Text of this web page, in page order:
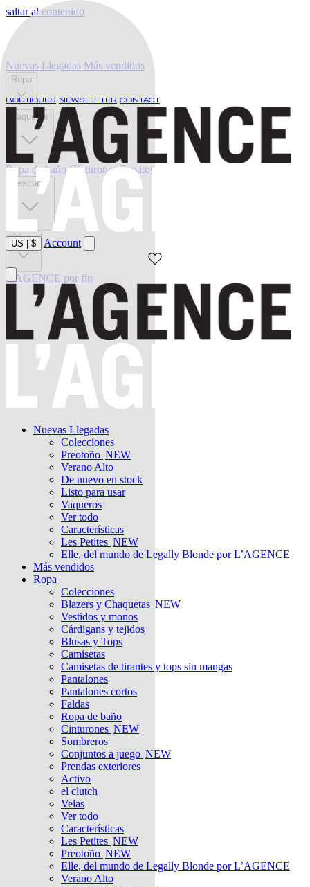
saltar al contenido
BOUTIQUES NEWSLETTER CONTACT
US $ Account
Nuevas Llegadas
Colecciones
Preotoño NEW
Verano Alto
De nuevo en stock
Listo para usar
Vaqueros
Ver todo
Características
Les Petites NEW
Elle, del mundo de Legally Blonde por L’AGENCE
Más vendidos
Ropa
Colecciones
Blazers y Chaquetas NEW
Vestidos y monos
Cárdigans y tejidos
Blusas y Tops
Camisetas
Camisetas de tirantes y tops sin mangas
Pantalones
Pantalones cortos
Faldas
Ropa de baño
Cinturones NEW
Sombreros
Conjuntos a juego NEW
Prendas exteriores
Activo
el clutch
Velas
Ver todo
Características
Les Petites NEW
Preotoño NEW
Elle, del mundo de Legally Blonde por L’AGENCE
Verano Alto
Nuevas Llegadas Más vendidos
Ropa
Vaqueros
Ropa de baño Cinturones Zapatos
Descubrir
Oferta
L'AGENCE por fin